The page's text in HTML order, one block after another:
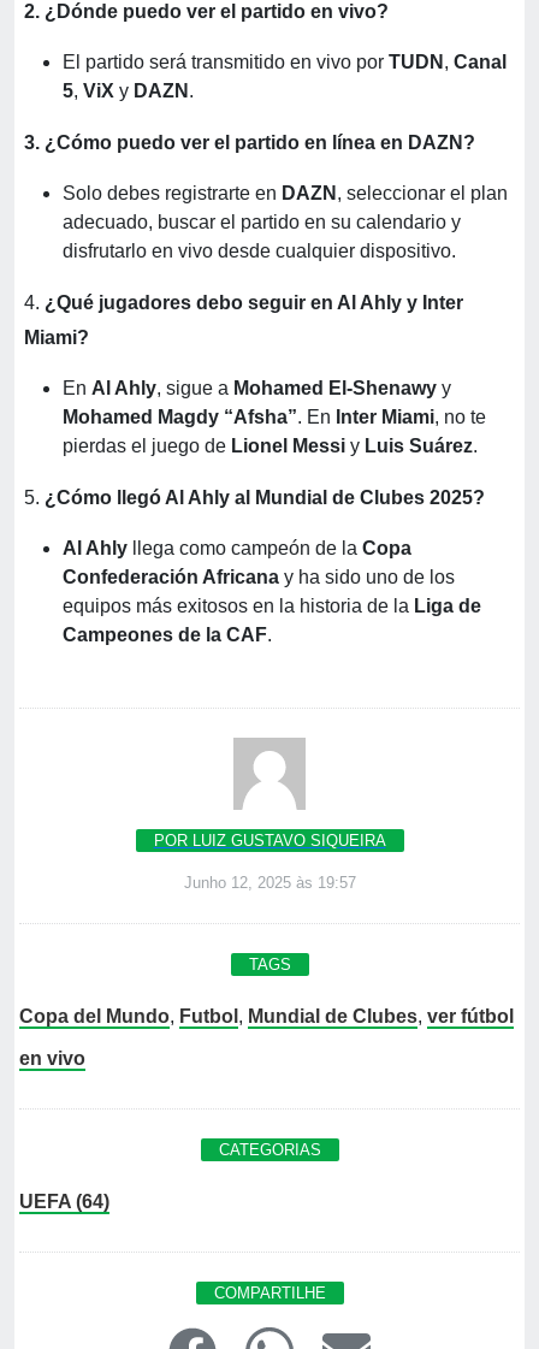
2. ¿Dónde puedo ver el partido en vivo?
El partido será transmitido en vivo por TUDN , Canal
5, ViX y DAZN .
3. ¿Cómo puedo ver el partido en línea en DAZN?
Solo debes registrarte en DAZN , seleccionar el plan
adecuado, buscar el partido en su calendario y
disfrutarlo en vivo desde cualquier dispositivo.
4. ¿Qué jugadores debo seguir en Al Ahly y Inter
Miami?
En Al Ahly, sigue a Mohamed El-Shenawy y
Mohamed Magdy “Afsha”. En Inter Miami, no te
pierdas el juego de Lionel Messi y Luis Suárez.
5. ¿Cómo llegó Al Ahly al Mundial de Clubes 2025?
Al Ahly llega como campeón de la Copa
Confederación Africana y ha sido uno de los
equipos más exitosos en la historia de la Liga de
Campeones de la CAF.
POR LUIZ GUSTAVO SIQUEIRA
Junho 12, 2025 às 19:57
TAGS
Copa del Mundo, Futbol , Mundial de Clubes, ver fútbol
en vivo
CATEGORIAS
UEFA (64)
COMPARTILHE